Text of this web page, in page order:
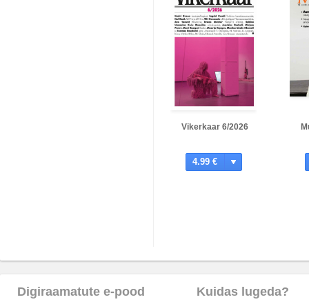
Vikerkaar 6/2026
4.99 €
Digiraamatute e-pood Kuidas lugeda?